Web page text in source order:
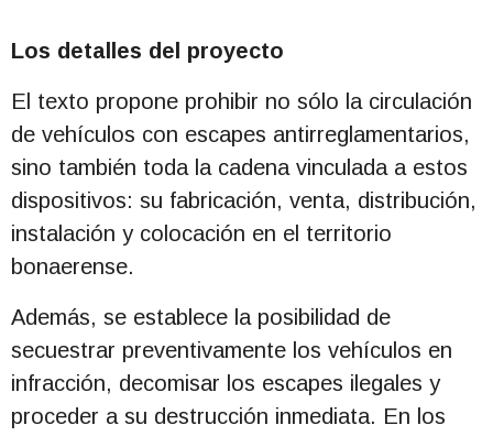
Los detalles del proyecto
El texto propone prohibir no sólo la circulación
de vehículos con escapes antirreglamentarios,
sino también toda la cadena vinculada a estos
dispositivos: su fabricación, venta, distribución,
instalación y colocación en el territorio
bonaerense.
Además, se establece la posibilidad de
secuestrar preventivamente los vehículos en
infracción, decomisar los escapes ilegales y
proceder a su destrucción inmediata. En los